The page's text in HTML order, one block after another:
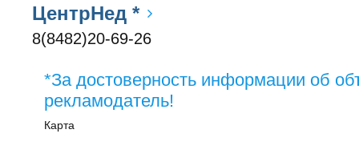
ЦентрНед *
8(8482)20-69-26
*За достоверность информации об
рекламодатель!
Карта